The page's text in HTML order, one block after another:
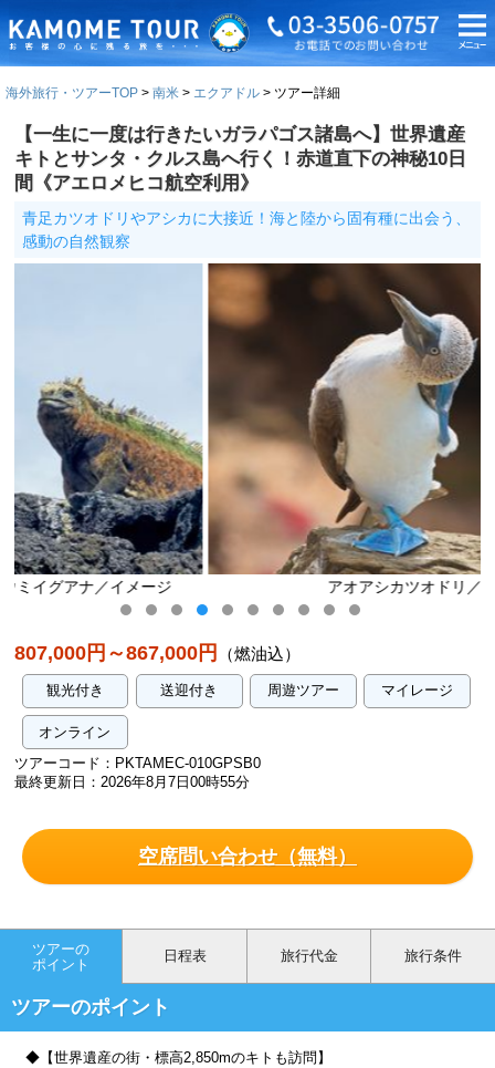
海外旅行・ツアーTOP 南米 エクアドル ツアー詳細
【一生に一度は行きたいガラパゴス諸島へ】世界遺産
キトとサンタ・クルス島へ行く！赤道直下の神秘10日
間《アエロメヒコ航空利用》
青足カツオドリやアシカに大接近！海と陸から固有種に出会う、
感動の自然観察
アオアシカツオドリ／イメージ
807,000円～867,000円 （燃油込）
観光付き 送迎付き 周遊ツアー マイレージ
オンライン
ツアーコード：PKTAMEC-010GPSB0
最終更新日：2026年8月7日00時55分
空席問い合わせ（無料）
ツアーの
ポイント
日程表 旅行代金 旅行条件
ツアーのポイント
◆【世界遺産の街・標高2,850mのキトも訪問】